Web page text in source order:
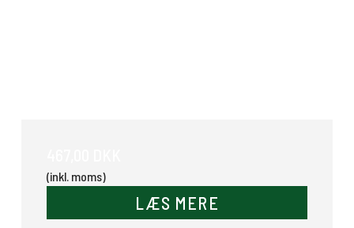
(inkl. moms)
LÆS MERE